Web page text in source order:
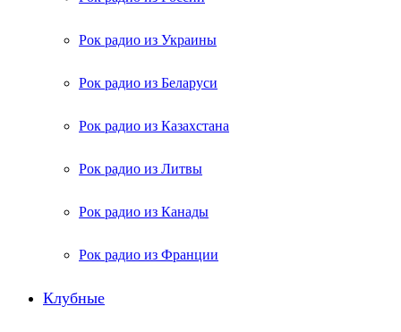
Рок радио из Украины
Рок радио из Беларуси
Рок радио из Казахстана
Рок радио из Литвы
Рок радио из Канады
Рок радио из Франции
Клубные